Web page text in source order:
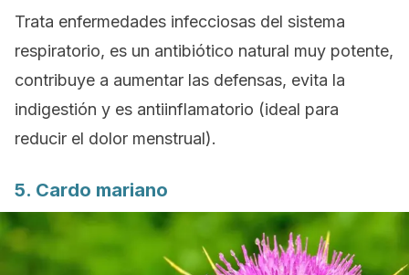
Trata enfermedades infecciosas del sistema
respiratorio, es un antibiótico natural muy potente,
contribuye a aumentar las defensas, evita la
indigestión y es antiinflamatorio (ideal para
reducir el dolor menstrual).
5. Cardo mariano